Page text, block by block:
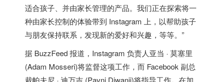
适合孩子、并由家长管理的产品。我们正在探索将一
种由家长控制的体验带到 Instagram 上，以帮助孩子
与朋友保持联系，发现新的爱好和兴趣，等等。”
据 BuzzFeed 报道，Instagram 负责人亚当 · 莫塞里
(Adam Mosseri)将监督这项工作，而 Facebook 副总
裁帕夫尼 · 迪万吉 (Pavni Diwanji)将指导工作。在加